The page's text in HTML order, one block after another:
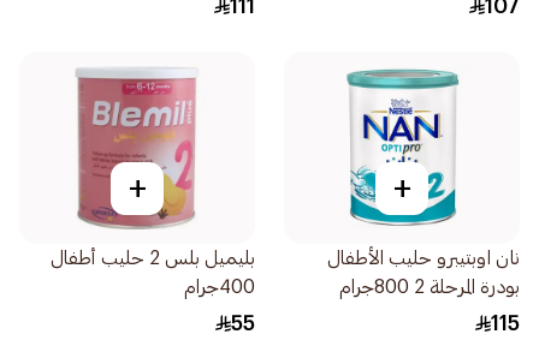
107
111
+
نان اوبتيبرو حليب الأطفال
بودرة المرحلة 2 800جرام
115
+
بليميل بلس 2 حليب أطفال
400جرام
55